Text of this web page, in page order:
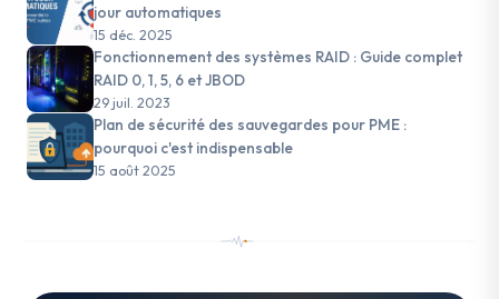
jour automatiques
15 déc. 2025
Fonctionnement des systèmes RAID : Guide complet
RAID 0, 1, 5, 6 et JBOD
29 juil. 2023
Plan de sécurité des sauvegardes pour PME :
pourquoi c'est indispensable
15 août 2025